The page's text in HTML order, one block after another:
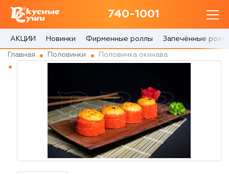
740-1001
740-1001
с 10:00 до 22:30
0 товаров
Главная
АКЦИИ Новинки Фирменные роллы Запечённые
Главная Половинки Половинка окинава